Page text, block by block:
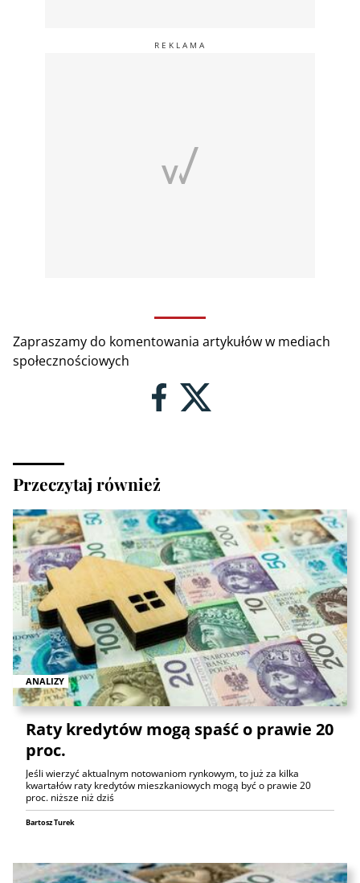
Zapraszamy do komentowania artykułów w mediach
społecznościowych
Przeczytaj również
ANALIZY
Raty kredytów mogą spaść o prawie 20
proc.
Jeśli wierzyć aktualnym notowaniom rynkowym, to już za kilka
kwartałów raty kredytów mieszkaniowych mogą być o prawie 20
proc. niższe niż dziś
Bartosz Turek